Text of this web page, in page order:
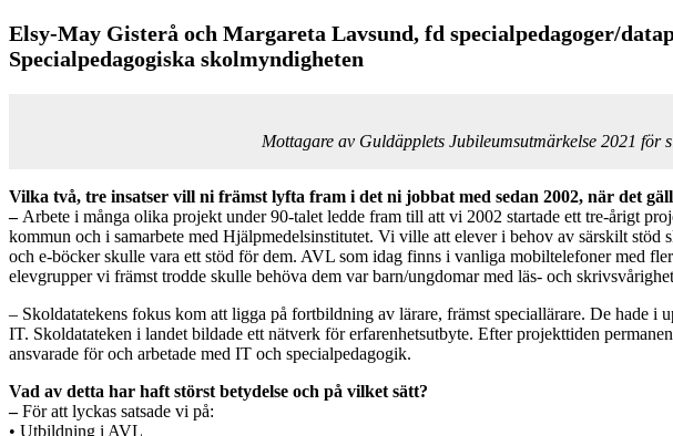
Elsy-May Gisterå och Margareta Lavsund, fd specialpedagoger/
Specialpedagogiska skolmyndigheten
Mottagare av Guldäpplets Jubileumsutmärkelse 2021 för
Vilka två, tre insatser vill ni främst lyfta fram i det ni jobbat med sedan 2002, när det
–Arbete i många olika projekt under 90-talet ledde fram till att vi 2002 startade ett tre-årigt
kommun och i samarbete med Hjälpmedelsinstitutet. Vi ville att elever i behov av särskilt
och e-böcker skulle vara ett stöd för dem. AVL som idag finns i vanliga mobiltelefoner med
elevgrupper vi främst trodde skulle behöva dem var barn/ungdomar med läs- och
– Skoldatatekens fokus kom att ligga på fortbildning av lärare, främst speciallärare. De hade
IT. Skoldatateken i landet bildade ett nätverk för erfarenhetsutbyte. Efter projekttiden
ansvarade för och arbetade med IT och specialpedagogik.
Vad av detta har haft störst betydelse och på vilket sätt?
–För att lyckas satsade vi på:
• Utbildning i AVL